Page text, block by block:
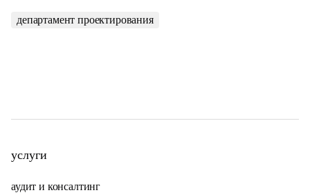
департамент проектирования
услуги
аудит и консалтинг